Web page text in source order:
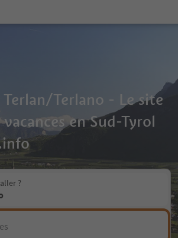
Terlan/Terlano - Le site
en Sud-Tyrol
?